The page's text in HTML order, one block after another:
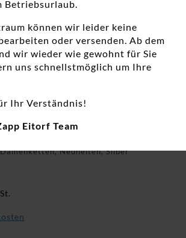
Neuheiten, Silber
925 AG gelb
Betriebsurlaub.
können wir leider keine
oder versenden. Ab dem
wir wieder wie gewohnt für Sie
uns schnellstmöglich um Ihre
Ihr Verständnis!
Eitorf Team